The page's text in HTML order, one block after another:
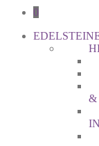
0
&